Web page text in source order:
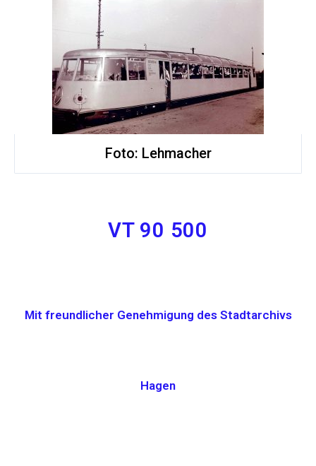
Foto: Lehmacher
VT 90 500
Mit freundlicher Genehmigung des Stadtarchivs
Hagen